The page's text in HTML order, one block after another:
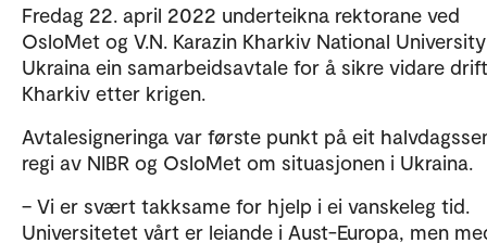
Fredag 22. april 2022 underteikna rektorane ved
OsloMet og V.N. Karazin Kharkiv National
Ukraina ein samarbeidsavtale for å sikre vidare
Kharkiv etter krigen.
Avtalesigneringa var første punkt på eit
regi av NIBR og OsloMet om situasjonen i Ukraina.
– Vi er svært takksame for hjelp i ei vanskeleg tid.
Universitetet vårt er leiande i Aust-Europa, men